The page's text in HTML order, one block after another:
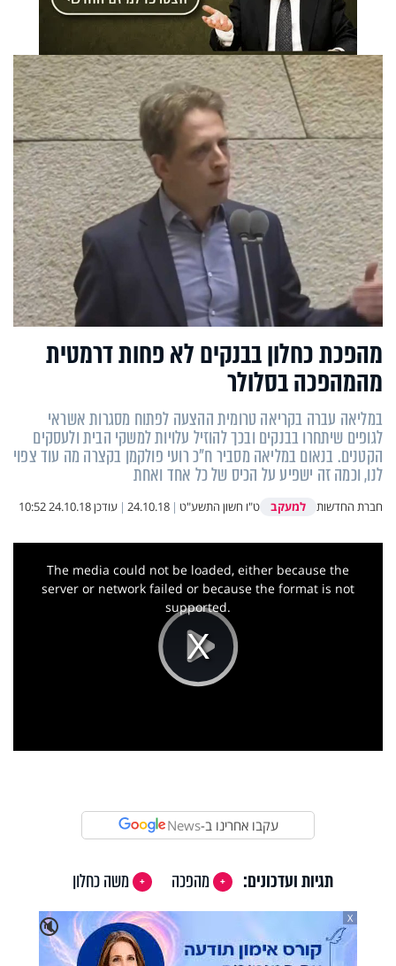
מהפכת כחלון בבנקים לא פחות דרמטית
מהמהפכה בסלולר
במליאה עברה בקריאה טרומית ההצעה לפתוח מסגרות אשראי
לגופים שיתחרו בבנקים ובכך להוזיל עלויות למשקי הבית ולעסקים
הקטנים. בנאום במליאה מסביר ח"כ רועי פולקמן בקצרה מה עוד צפוי
לנו, וכמה זה ישפיע על הכיס של כל אחד ואחת
חברת החדשות למעקב ט"ו חשון התשע"ט |
24.10.18
| עודכן24.10.18 10:52
Play
This
The media could not be loaded, either because the
server or network failed or because the format is not
supported.
עקבו אחרינו ב-News
תגיות ועדכונים: מהפכה
משה כחלון
🔇
X